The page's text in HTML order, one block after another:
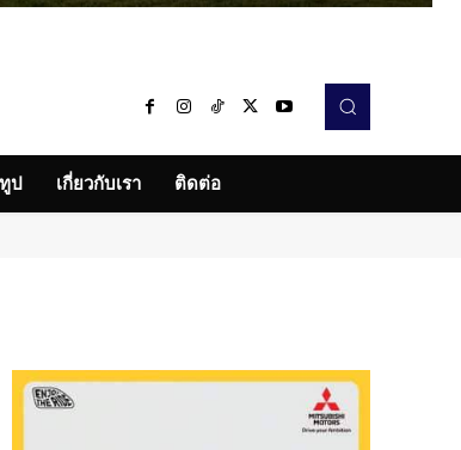
ป เกี่ยวกับเรา ติดต่อ